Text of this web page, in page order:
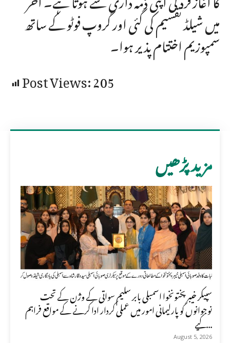
میں شیلڈ تقسیم کی گئی اور گروپ فوٹو کے ساتھ
سمپوزیم اختتام پذیر ہوا۔
Post Views:205
مزید پڑھیں
سپیکر خیبر پختونخوا اسمبلی بابر سلیم سواتی کے وژن کے تحت
نوجوانوں کو پارلیمانی امور میں عملی کردار ادا کرنے کے مواقع فراہم
کیے...
August 5, 2026